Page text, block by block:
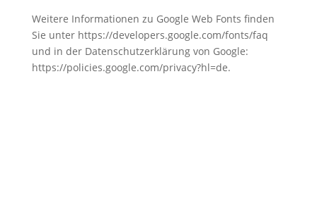
Weitere Informationen zu Google Web Fonts finden
Sie unter https://developers.google.com/fonts/faq
und in der Datenschutzerklärung von Google:
https://policies.google.com/privacy?hl=de.